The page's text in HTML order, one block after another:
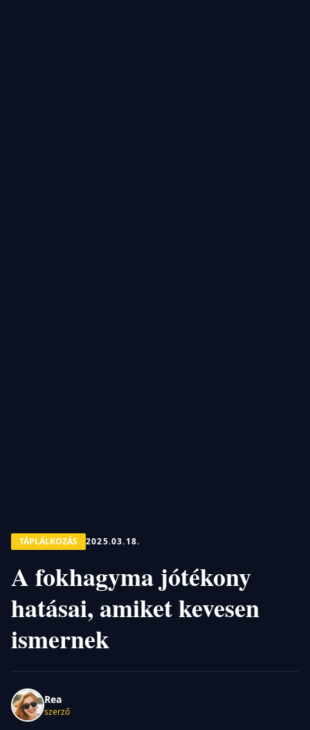
TÁPLÁLKOZÁS 2025.03.18.
A fokhagyma jótékony
hatásai, amiket kevesen
ismernek
Rea
szerző